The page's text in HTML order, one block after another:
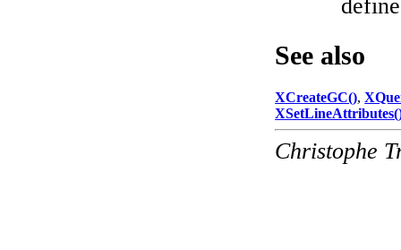
See also
XCreateGC(),
Christophe